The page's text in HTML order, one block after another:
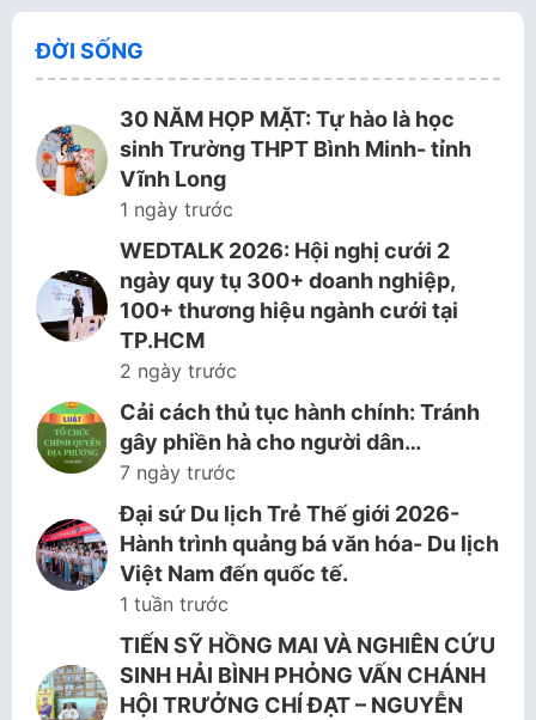
ĐỜI SỐNG
30 NĂM HỌP MẶT: Tự hào là học
sinh Trường THPT Bình Minh- tỉnh
Vĩnh Long
1 ngày trước
WEDTALK 2026: Hội nghị cưới 2
ngày quy tụ 300+ doanh nghiệp,
100+ thương hiệu ngành cưới tại
TP.HCM
2 ngày trước
Cải cách thủ tục hành chính: Tránh
gây phiền hà cho người dân…
7 ngày trước
Đại sứ Du lịch Trẻ Thế giới 2026-
Hành trình quảng bá văn hóa- Du lịch
Việt Nam đến quốc tế.
1 tuần trước
TIẾN SỸ HỒNG MAI VÀ NGHIÊN CỨU
SINH HẢI BÌNH PHỎNG VẤN CHÁNH
HỘI TRƯỞNG CHÍ ĐẠT – NGUYỄN